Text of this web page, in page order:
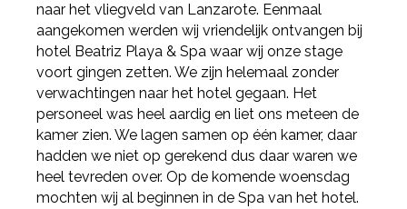
naar het vliegveld van Lanzarote. Eenmaal
aangekomen werden wij vriendelijk ontvangen bij
hotel Beatriz Playa & Spa waar wij onze stage
voort gingen zetten. We zijn helemaal zonder
verwachtingen naar het hotel gegaan. Het
personeel was heel aardig en liet ons meteen de
kamer zien. We lagen samen op één kamer, daar
hadden we niet op gerekend dus daar waren we
heel tevreden over. Op de komende woensdag
mochten wij al beginnen in de Spa van het hotel.